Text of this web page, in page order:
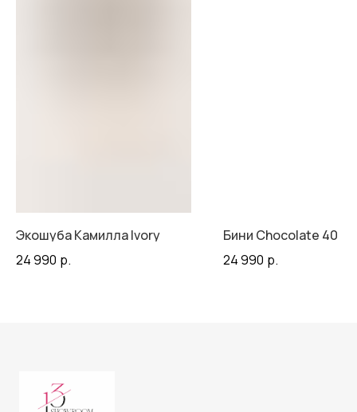
Экошуба Камилла Ivory
24 990 р.
Бини Chocolate 40 см
24 990 р.